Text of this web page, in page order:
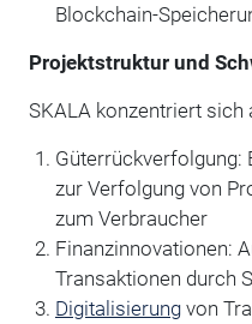
Blockchain-
Projektstruktur und
SKALA konzentriert sich
Güterrückverfolgung:
zur Verfolgung von
zum Verbraucher
Finanzinnovationen:
Transaktionen durch
Digitalisierungvon